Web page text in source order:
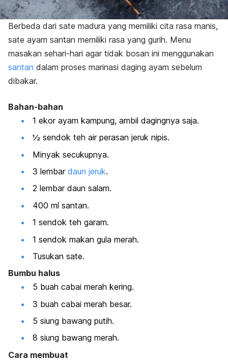
Berbeda dari sate madura yang memiliki cita rasa manis,
sate ayam santan memiliki rasa yang gurih. Menu
masakan sehari-hari agar tidak bosan ini menggunakan
santan dalam proses marinasi daging ayam sebelum
dibakar.
Bahan-bahan
1 ekor ayam kampung, ambil dagingnya saja.
½ sendok teh air perasan jeruk nipis.
Minyak secukupnya.
3 lembar daun jeruk.
2 lembar daun salam.
400 ml santan.
1 sendok teh garam.
1 sendok makan gula merah.
Tusukan sate.
Bumbu halus
5 buah cabai merah kering.
3 buah cabai merah besar.
5 siung bawang putih.
8 siung bawang merah.
Cara membuat